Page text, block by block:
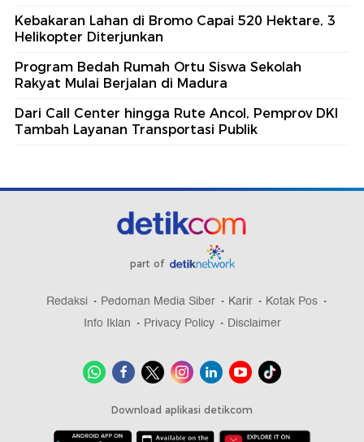
Kebakaran Lahan di Bromo Capai 520 Hektare, 3
Helikopter Diterjunkan
Program Bedah Rumah Ortu Siswa Sekolah
Rakyat Mulai Berjalan di Madura
Dari Call Center hingga Rute Ancol, Pemprov DKI
Tambah Layanan Transportasi Publik
part of
Redaksi Pedoman Media Siber Karir
Kotak Pos
Info Iklan
Privacy Policy Disclaimer
Download aplikasi detikcom